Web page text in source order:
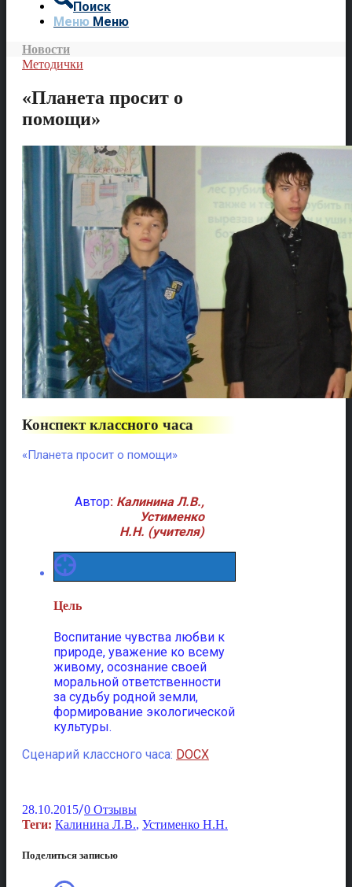
Поиск
Меню Меню
Новости
Методички
«Планета просит о
помощи»
Конспект классного часа
«Планета просит о помощи»
Автор:Калинина Л.В.,
Устименко
Н.Н. (учителя)
Цель
Воспитание чувства любви к
природе, уважение ко всему
живому, осознание своей
моральной ответственности
за судьбу родной земли,
формирование экологической
культуры.
Сценарий классного часа: DOCX
28.10.2015/0 Отзывы
Теги: Калинина Л.В., Устименко Н.Н.
Поделиться записью